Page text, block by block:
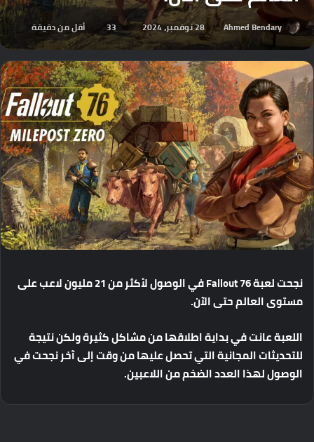
Ahmed Bendary 28 نوفمبر، 2024 33 أقل من دقيقة
نجحتلعبة فيالوصوللأكثرمن مليونلاعبعلى
مستوىالعالمحتىالآن.
اللعبةعانتفيبدايةاطلاقهامنمشاكلكثيرةولكننتيجة
للتحديثاتالمجانيةالتيتحصلعليهامنوقتإلىآخرنجحتفي
الوصوللهذاالعددالضخممناللاعبين.